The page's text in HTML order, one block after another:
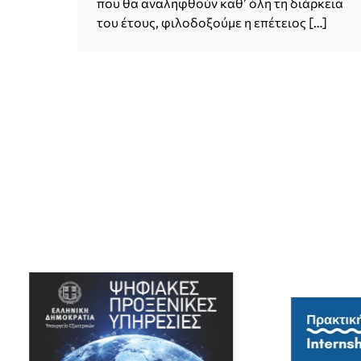
του έτους, φιλοδοξούμε η επέτειος […]